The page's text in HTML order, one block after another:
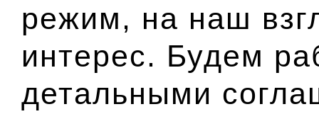
режим, на наш
интерес. Будем
детальными